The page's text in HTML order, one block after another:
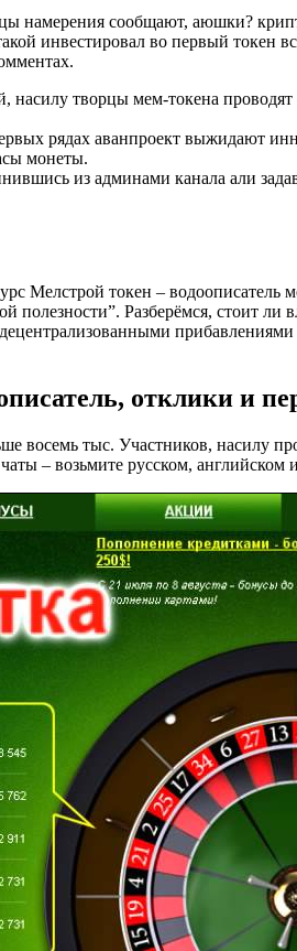
намерения сообщают, аюшки?
инвестировал во первый токен
творцы мем-токена
рядах аванпроект выжидают
монеты.
из админами канала али
Мелстрой токен –
полезности”. Разберёмся, стоит
отклики и
восемь тыс. Участников, насилу
– возьмите русском, английском